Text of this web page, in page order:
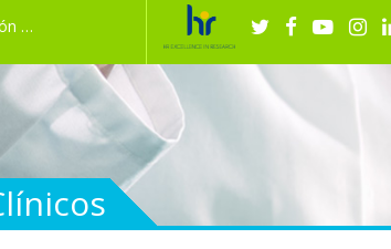
Unidad de Investigación Clínica